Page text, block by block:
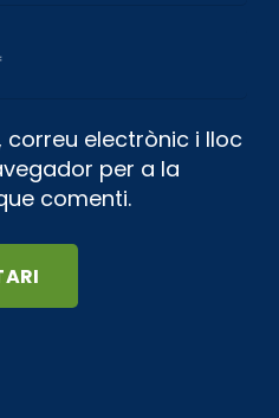
correu electrònic i lloc
per a la
comenti.